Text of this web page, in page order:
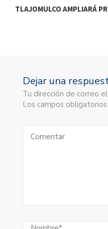
TLAJOMULCO AMPLIARÁ
Dejar una
Tu dirección de correo
Los campos